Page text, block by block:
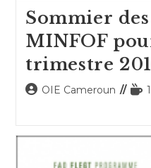
Sommier
MINFOF
trimestre
Auteur/autrice
publication :
OIE Cameroun